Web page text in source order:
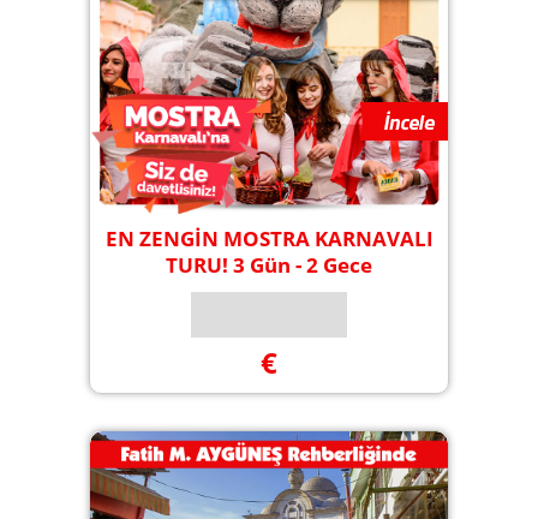
EN ZENGİN MOSTRA KARNAVALI
TURU! 3 Gün - 2 Gece
€